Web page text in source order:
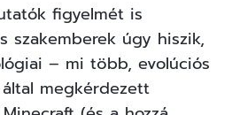
figyelmét is
szakemberek úgy hiszik,
– mi több, evolúciós
által megkérdezett